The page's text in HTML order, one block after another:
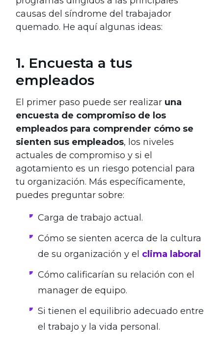
causas del síndrome del trabajador
quemado. He aquí algunas ideas:
1. Encuesta a tus
empleados
El primer paso puede ser realizar una
encuesta de compromiso de los
empleados para comprender cómo se
sienten sus empleados, los niveles
actuales de compromiso y si el
agotamiento es un riesgo potencial para
tu organización. Más específicamente,
puedes preguntar sobre:
Carga de trabajo actual.
Cómo se sienten acerca de la cultura
de su organización y el clima laboral
Cómo calificarían su relación con el
manager de equipo.
Si tienen el equilibrio adecuado entre
el trabajo y la vida personal.